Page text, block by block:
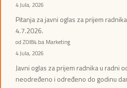
4 Jula, 2026
Pitanja za javni oglas za prijem
4.7.2026.
od ZOI84.ba Marketing
4 Jula, 2026
Javni oglas za prijem radnika u radni
neodređeno i određeno do godinu